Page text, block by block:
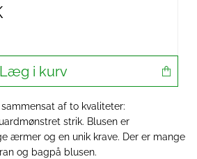
Læg i kurv
af to kvaliteter:
strik. Blusen er
ærmer og en unik krave. Der er mange
og bagpå blusen.